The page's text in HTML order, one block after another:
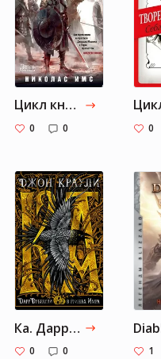
Цикл книг «Сага»
0 0 0
Ка. Дарр Дубраули в руинах Имра
0 0 1